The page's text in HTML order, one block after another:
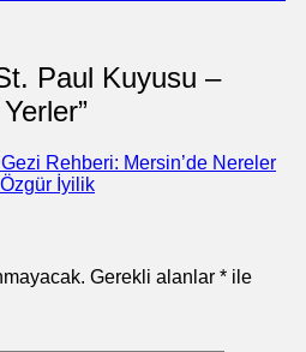
Paul Kuyusu –
”
Rehberi: Mersin’de Nereler
İyilik
Gerekli alanlar * ile